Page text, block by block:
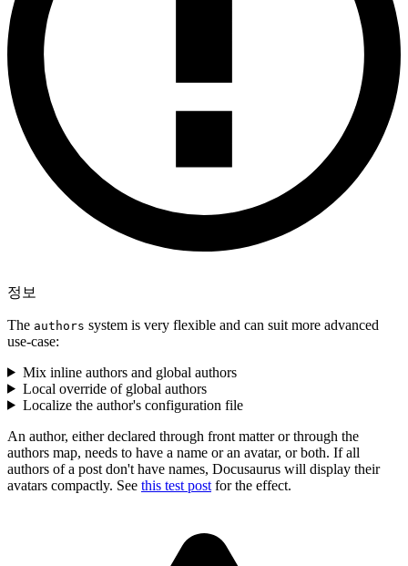
정보
The authors system is very flexible and can suit more advanced
use-case:
Mix inline authors and global authors
Local override of global authors
Localize the author's configuration file
An author, either declared through front matter or through the
authors map, needs to have a name or an avatar, or both. If all
authors of a post don't have names, Docusaurus will display their
avatars compactly. See this test post for the effect.